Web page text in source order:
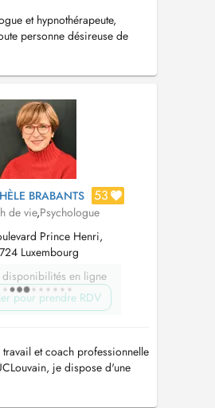
et hypnothérapeute,
personne désireuse de
des épreuves ou
des objectifs spécifiques
dans cette démarche avec
bienveillant et dynam...
BRABANTS 53
de vie,Psychologue
Prince Henri,
Luxembourg
disponibilités en ligne
pour prendre RDV
et coach professionnelle
je dispose d'une
ans dont 20 en RH auprès de
de prestations de services